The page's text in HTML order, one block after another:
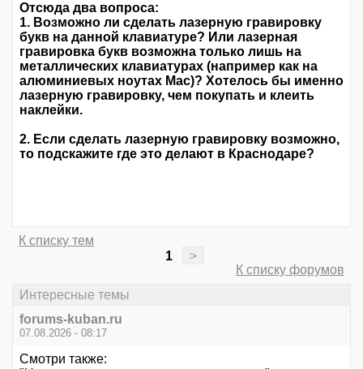
Отсюда два вопроса:
1. Возможно ли сделать лазерную гравировку
букв на данной клавиатуре? Или лазерная
гравировка букв возможна только лишь на
металлических клавиатурах (например как на
алюминиевых ноутах Mac)? Хотелось бы именно
лазерную гравировку, чем покупать и клеить
наклейки.
2. Если сделать лазерную гравировку возможно,
то подскажите где это делают в Краснодаре?
К списку тем
1
>
К списку форумов
Интересные темы
forums-kuban.ru
07.08.2026 - 08:17
Смотри также: